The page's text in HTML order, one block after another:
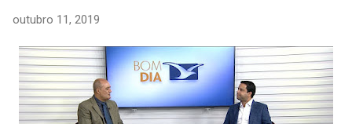
outubro 11, 2019